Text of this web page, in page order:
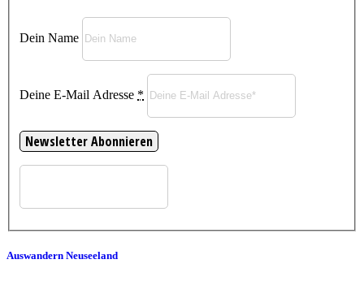
Dein Name
Deine E-Mail Adresse *
Auswandern Neuseeland